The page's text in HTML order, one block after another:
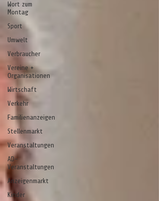
Wort zum
Montag
Sport
Umwelt
Verbraucher
Vereine +
Organisationen
Wirtschaft
Verkehr
Familienanzeigen
Stellenmarkt
Veranstaltungen
AD-
Veranstaltungen
Anzeigenmarkt
Kinder